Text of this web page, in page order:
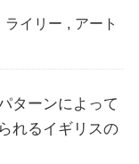
ライリー , アート
ターンによって
れるイギリスの